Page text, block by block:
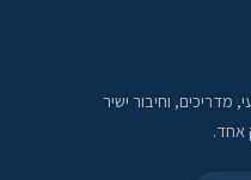
וחיבור ישיר
אחד.